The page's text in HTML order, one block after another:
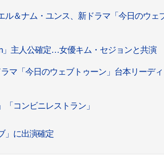
ル＆ナム・ユンス、新ドラマ「今日のウェ
」主人公確定…女優キム・セジョンと共演
マ「今日のウェブトゥーン」台本リーデ
コンビニレストラン」
」に出演確定